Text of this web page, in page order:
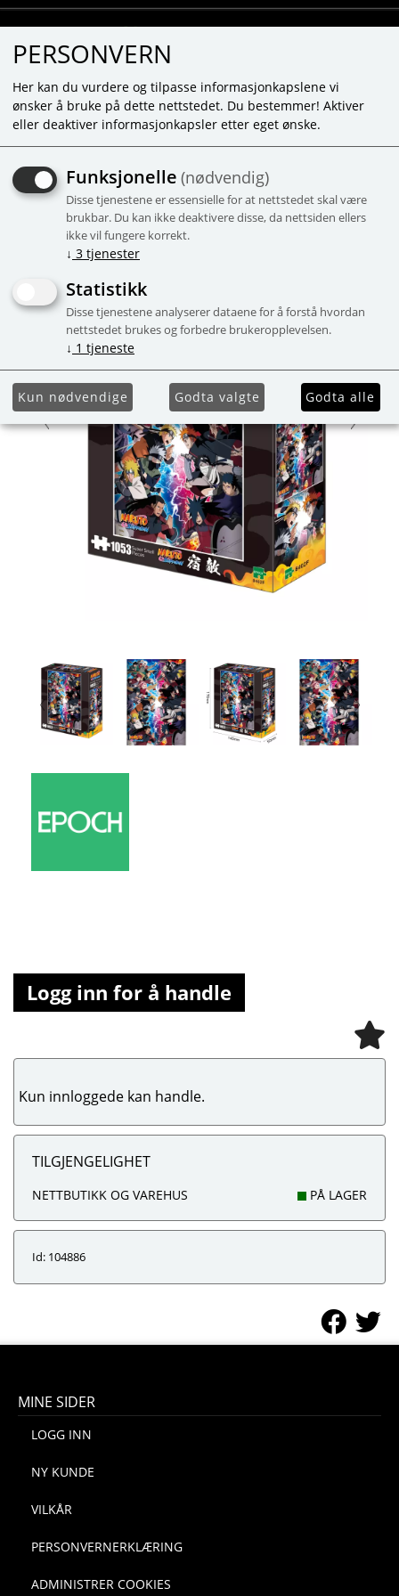
PUZZLE NARUTO
SHIPPUDEN 1053 SUPER
SMALL PIECES
Kampanje
Logg inn for å handle
Kun innloggede kan handle.
TILGJENGELIGHET
NETTBUTIKK OG VAREHUS PÅ LAGER
Id: 104886
MINE SIDER
LOGG INN
NY KUNDE
VILKÅR
PERSONVERNERKLÆRING
ADMINISTRER COOKIES
PERSONVERN
Her kan du vurdere og tilpasse informasjonkapslene vi
ønsker å bruke på dette nettstedet. Du bestemmer! Aktiver
eller deaktiver informasjonkapsler etter eget ønske.
Funksjonelle (nødvendig)
Disse tjenestene er essensielle for at nettstedet skal være
brukbar. Du kan ikke deaktivere disse, da nettsiden ellers
ikke vil fungere korrekt.
↓ 3 tjenester
Statistikk
Disse tjenestene analyserer dataene for å forstå hvordan
nettstedet brukes og forbedre brukeropplevelsen.
↓ 1 tjeneste
Kun nødvendige Godta valgte Godta alle